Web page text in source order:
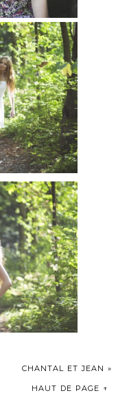
CHANTAL ET JEAN»
HAUT DE PAGE ↑